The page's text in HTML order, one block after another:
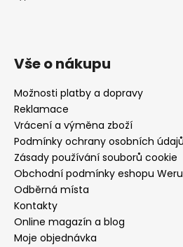
Vše o nákupu
Možnosti platby a dopravy
Reklamace
Vrácení a výměna zboží
Podmínky ochrany osobních údajů
Zásady používání souborů cookie
Obchodní podmínky eshopu
Odběrná místa
Kontakty
Online magazín a blog
Moje objednávka